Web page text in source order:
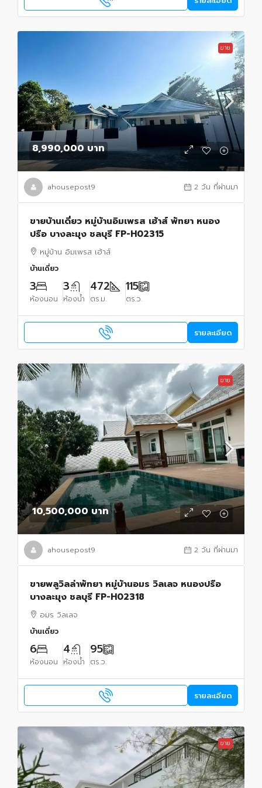
ขาย
8,990,000 บาท
ahousepost9 2 วัน ที่ผ่านมา
ขายบ้านเดี่ยว หมู่บ้านอิมเพรส เฮ้าส์ พัทยา หนอง
ปรือ บางละมุง ชลบุรี FP-H02315
หมู่บ้าน อิมเพรส เฮ้าส์
บ้านเดี่ยว
3
ห้องนอน
3
ห้องน้ำ
472
ตร.ม.
115
ตร.ว.
รายละเอียด
ขาย
10,500,000 บาท
ahousepost9 2 วัน ที่ผ่านมา
ขายพลูวิลล่าพัทยา หมู่บ้านอมร วิลเลจ หนองปรือ
บางละมุง ชลบุรี FP-H02318
อมร วิลเลจ
บ้านเดี่ยว
6
ห้องนอน
4
ห้องน้ำ
95
ตร.ว.
รายละเอียด
ขาย